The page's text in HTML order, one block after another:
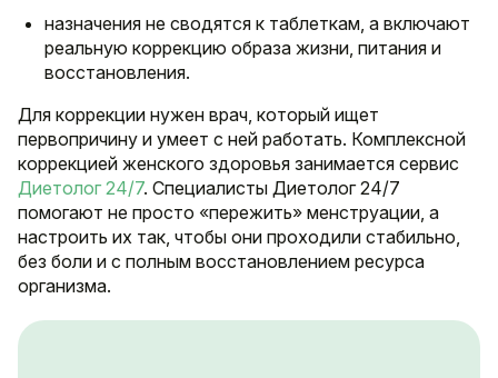
назначения не сводятся к таблеткам, а включают
реальную коррекцию образа жизни, питания и
восстановления.
Для коррекции нужен врач, который ищет
первопричину и умеет с ней работать. Комплексной
коррекцией женского здоровья занимается сервис
Диетолог 24/7. Специалисты Диетолог 24/7
помогают не просто «пережить» менструации, а
настроить их так, чтобы они проходили стабильно,
без боли и с полным восстановлением ресурса
организма.